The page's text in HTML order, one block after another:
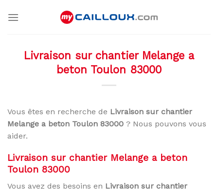
Livraison sur chantier Melange a
beton Toulon 83000
Vous êtes en recherche de Livraison sur chantier
Melange a beton Toulon 83000 ? Nous pouvons vous
aider.
Livraison sur chantier Melange a beton
Toulon 83000
Vous avez des besoins en Livraison sur chantier